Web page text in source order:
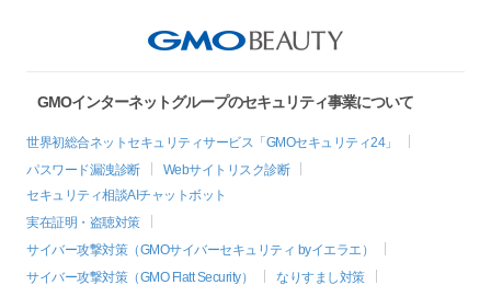
GMOインターネットグループのセキュリティ事業について
世界初総合ネットセキュリティサービス「GMOセキュリティ24」
パスワード漏洩診断
Webサイトリスク診断
セキュリティ相談AIチャットボット
実在証明・盗聴対策
サイバー攻撃対策（GMOサイバーセキュリティ byイエラエ）
サイバー攻撃対策（GMO Flatt Security）
なりすまし対策